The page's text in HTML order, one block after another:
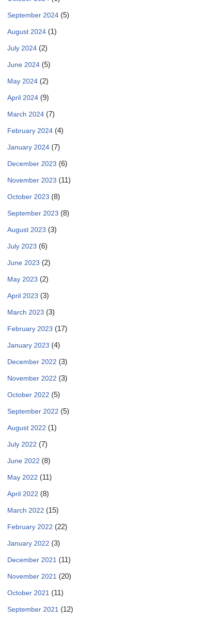
September 2024 (5)
August 2024 (1)
July 2024 (2)
June 2024 (5)
May 2024 (2)
April 2024 (9)
March 2024 (7)
February 2024 (4)
January 2024 (7)
December 2023 (6)
November 2023 (11)
October 2023 (8)
September 2023 (8)
August 2023 (3)
July 2023 (6)
June 2023 (2)
May 2023 (2)
April 2023 (3)
March 2023 (3)
February 2023 (17)
January 2023 (4)
December 2022 (3)
November 2022 (3)
October 2022 (5)
September 2022 (5)
August 2022 (1)
July 2022 (7)
June 2022 (8)
May 2022 (11)
April 2022 (8)
March 2022 (15)
February 2022 (22)
January 2022 (3)
December 2021 (11)
November 2021 (20)
October 2021 (11)
September 2021 (12)